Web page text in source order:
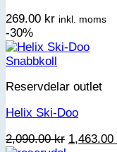
269.00 kr inkl. moms
-30%
Snabbkoll
Reservdelar outlet
Helix Ski-Doo
2,090.00kr Det
1,463.00